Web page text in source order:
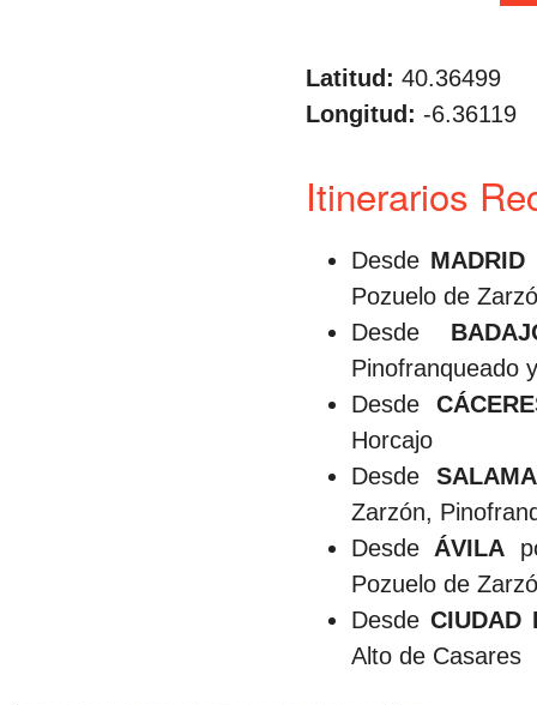
Latitud: 40.36499
Longitud: -6.36119
Itinerarios
Desde MADRID
Pozuelo de
Desde
Pinofranqueado
Desde
Horcajo
Desde
Zarzón,
Desde ÁVILA
Pozuelo de
Desde CIUDAD
Alto de Casares